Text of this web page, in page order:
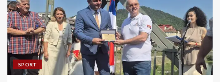
SPORT